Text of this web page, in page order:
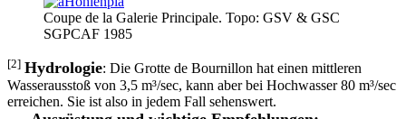
Coupe de la Galerie Principale. Topo: GSV & GSC
SGPCAF 1985
[2] Hydrologie: Die Grotte de Bournillon hat einen mittleren
Wasserausstoß von 3,5 m³/sec, kann aber bei Hochwasser 80 m³/sec
erreichen. Sie ist also in jedem Fall sehenswert.